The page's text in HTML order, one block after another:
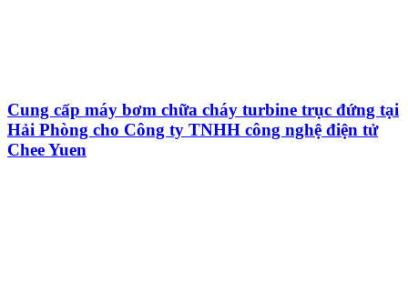
Cung cấp máy bơm chữa cháy turbine trục đứng tại
Hải Phòng cho Công ty TNHH công nghệ điện tử
Chee Yuen